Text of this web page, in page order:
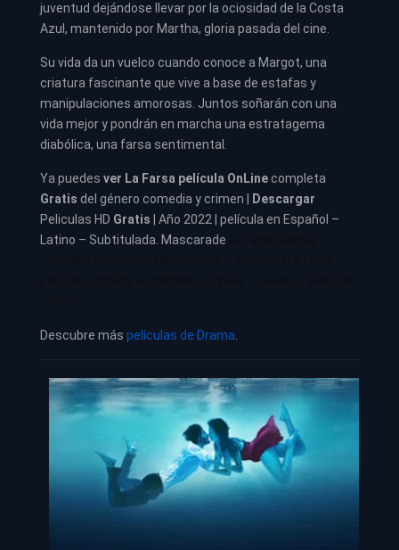
juventud dejándose llevar por la ociosidad de la Costa
Azul, mantenido por Martha, gloria pasada del cine.
Su vida da un vuelco cuando conoce a Margot, una
criatura fascinante que vive a base de estafas y
manipulaciones amorosas. Juntos soñarán con una
vida mejor y pondrán en marcha una estratagema
diabólica, una farsa sentimental.
Ya puedes ver La Farsa película OnLinecompleta
Gratis del género comedia y crimen |
Descargar
Peliculas HD Gratis | Año 2022 | película en Español –
Latino – Subtitulada. Mascarade
Descubre más películas de Drama